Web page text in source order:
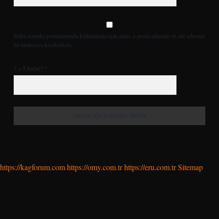
Daha sonraki yorumlarımda kullanılması için adım, e-posta adresim ve site adresim
bu tarayıcıya kaydedilsin.
7 + 8 kaçtır? *
https://kagforum.comhttps://omy.com.trhttps://eru.com.trSitemap